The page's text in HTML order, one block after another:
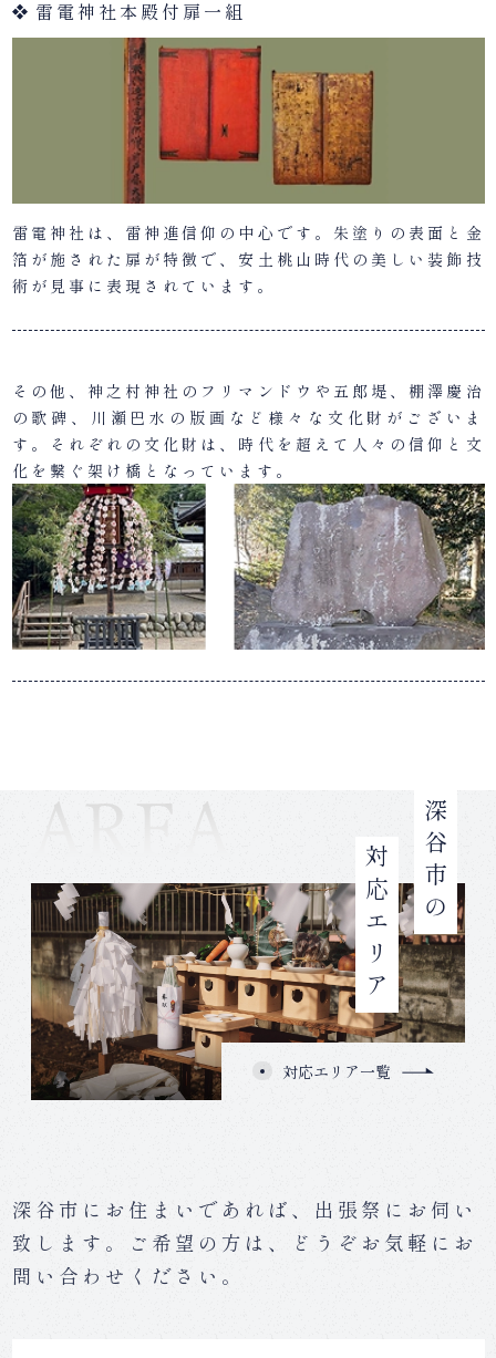
雷電神社本殿付扉一組
雷電神社は、雷神進信仰の中心です。朱塗りの表面と金
箔が施された扉が特徴で、安土桃山時代の美しい装飾技
術が見事に表現されています。
その他、神之村神社のフリマンドウや五郎堤、棚澤慶治
の歌碑、川瀬巴水の版画など様々な文化財がございま
す。それぞれの文化財は、時代を超えて人々の信仰と文
化を繋ぐ架け橋となっています。
深谷市の
対応エリア
対応エリア一覧
深谷市にお住まいであれば、出張祭にお伺い
致します。
ご希望の方は、どうぞお気軽にお
問い合わせください。